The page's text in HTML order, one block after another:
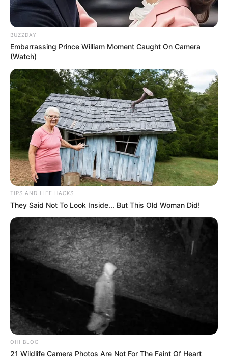
+Piso: PL proposto pelo SINDAS/RN é aprovado por unanimidade
na Câmara Municipal
+Atualização: Confira a lista das cidades que já se
1º Encontro Estadual tratou sobre a EC 120, Previne Brasil, PQA-
PEC dos 3 salários mínimos como remuneração para os
Agentes de Saúde (ACS e ACE) com Curso Técnico.
BUZZDAY
Embarrassing Prince William Moment Caught On Camera
(Watch)
TIPS AND LIFE HACKS
They Said Not To Look Inside... But This Old Woman Did!
OHI BLOG
21 Wildlife Camera Photos Are Not For The Faint Of Heart